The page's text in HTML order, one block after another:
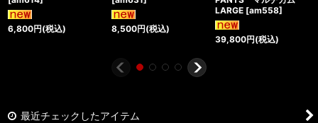
6,800円(税込) 8,500円(税込)
LARGE [am558]
39,800円(税込)
最近チェックしたアイテム